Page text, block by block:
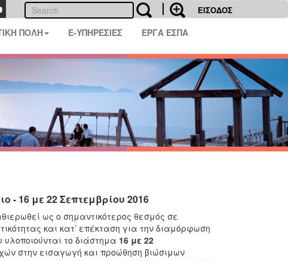
ΕΙΣΟΔΟΣ
ΠΟΛΗ E-ΥΠΗΡΕΣΙΕΣ ΕΡΓΑ ΕΣΠΑ
- 16 με 22 Σεπτεμβρίου 2016
ως ο σημαντικότερος θεσμός σε
και κατ’ επέκταση για την διαμόρφωση
το διάστημα 16 με 22
στην εισαγωγή και προώθηση βιώσιμων